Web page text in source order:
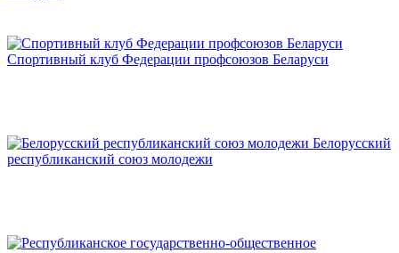
Спортивный клуб Федерации профсоюзов Беларуси
Белорусский
республиканский союз молодежи